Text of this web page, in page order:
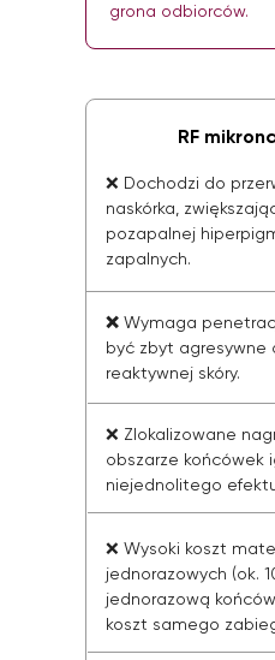
RF
grona odbiorców.
❌ Wymaga
być zbyt agresywne
reaktywnej skóry.
❌ Wysoki koszt
jednorazowych (ok.
jednorazową
koszt samego
❌ Zlokalizowane
obszarze końcówek
niejednolitego
❌ Dochodzi do
naskórka,
pozapalnej
zapalnych.